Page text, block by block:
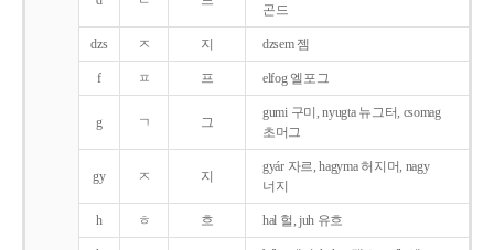
곤드
dzs ㅈ 지 dzsem 젬
f ㅍ 프 elfog 엘포그
g ㄱ 그
gumi 구미, nyugta 뉴그터, csomag
초머그
gy ㅈ 지
gyár 자르, hagyma 허지머, nagy
너지
h ㅎ 흐 hal 헐, juh 유흐